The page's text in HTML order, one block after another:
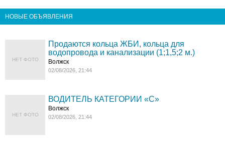
НОВЫЕ ОБЪЯВЛЕНИЯ
НЕТ ФОТО
Продаются кольца ЖБИ, кольца для
водопровода и канализации (1;1,5;2 м.)
Волжск
02/08/2026, 21:44
НЕТ ФОТО
ВОДИТЕЛЬ КАТЕГОРИИ «C»
Волжск
02/08/2026, 21:44